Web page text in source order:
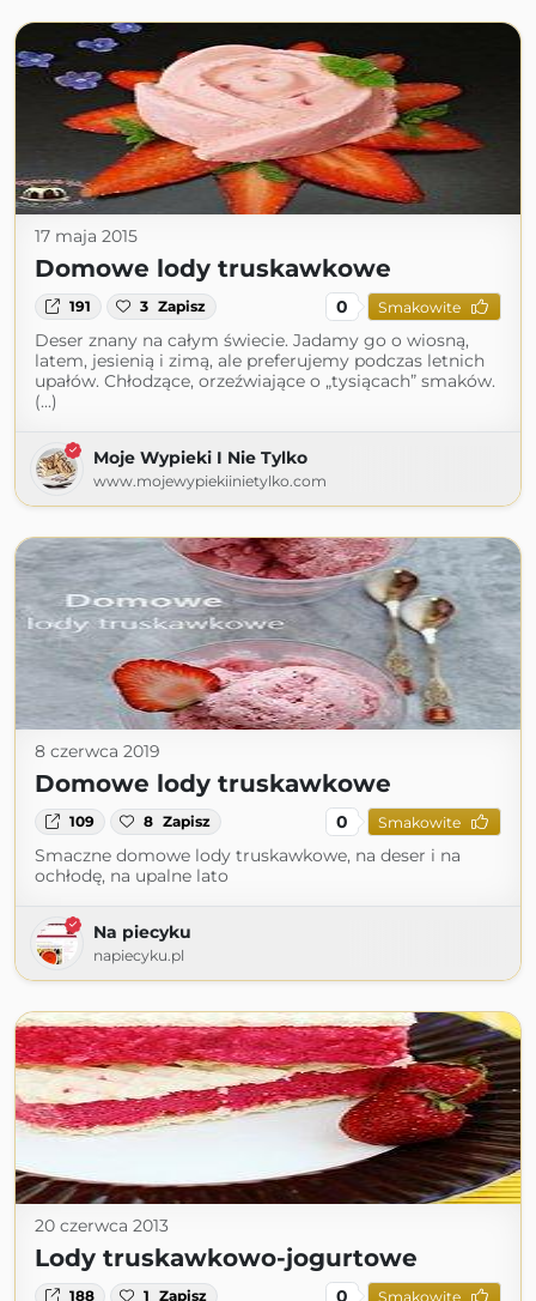
17 maja 2015
Domowe lody truskawkowe
191 3 Zapisz 0 Smakowite
Deser znany na całym świecie. Jadamy go o wiosną,
latem, jesienią i zimą, ale preferujemy podczas letnich
upałów. Chłodzące, orzeźwiające o „tysiącach” smaków.
(...)
Moje Wypieki I Nie Tylko
www.mojewypiekiinietylko.com
8 czerwca 2019
Domowe lody truskawkowe
109 8 Zapisz 0 Smakowite
Smaczne domowe lody truskawkowe, na deser i na
ochłodę, na upalne lato
Na piecyku
napiecyku.pl
20 czerwca 2013
Lody truskawkowo-jogurtowe
188 1 Zapisz 0 Smakowite